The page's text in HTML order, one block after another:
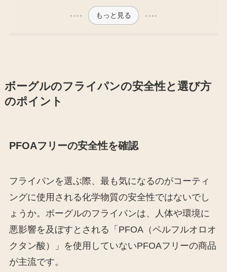
もっと見る
ボーグルのフライパンの安全性と選び方
のポイント
PFOAフリーの安全性を確認
フライパンを選ぶ際、最も気になるのがコーティ
ングに使用される化学物質の安全性ではないでし
ょうか。ボーグルのフライパンは、人体や環境に
悪影響を及ぼすとされる「PFOA（ペルフルオロオ
クタン酸）」を使用していないPFOAフリーの商品
が主流です。